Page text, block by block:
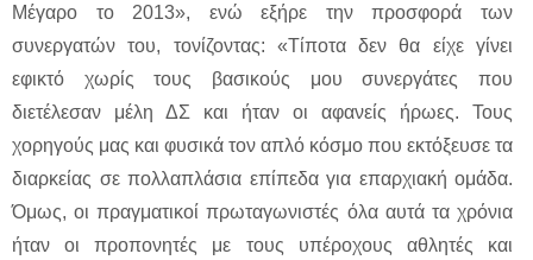
Μέγαρο το 2013», ενώ εξήρε την προσφορά των
συνεργατών του, τονίζοντας: «Τίποτα δεν θα είχε γίνει
εφικτό χωρίς τους βασικούς μου συνεργάτες που
διετέλεσαν μέλη ΔΣ και ήταν οι αφανείς ήρωες. Τους
χορηγούς μας και φυσικά τον απλό κόσμο που εκτόξευσε τα
διαρκείας σε πολλαπλάσια επίπεδα για επαρχιακή ομάδα.
Όμως, οι πραγματικοί πρωταγωνιστές όλα αυτά τα χρόνια
ήταν οι προπονητές με τους υπέροχους αθλητές και